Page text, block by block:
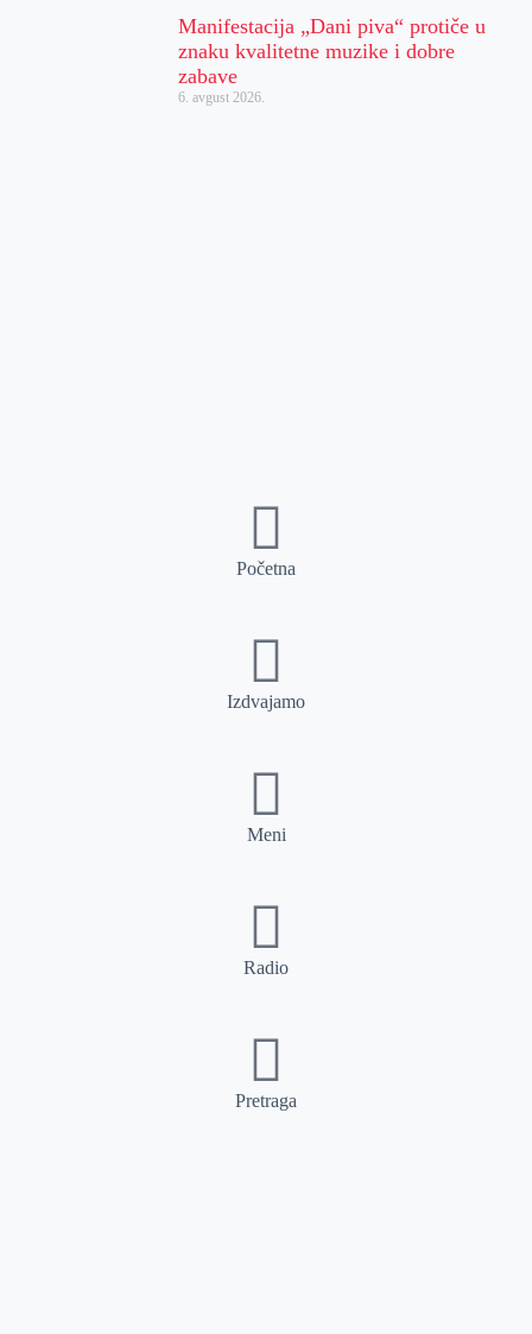
Manifestacija „Dani piva“ protiče u
znaku kvalitetne muzike i dobre
zabave
6. avgust 2026.
Početna
Izdvajamo
Meni
Radio
Pretraga